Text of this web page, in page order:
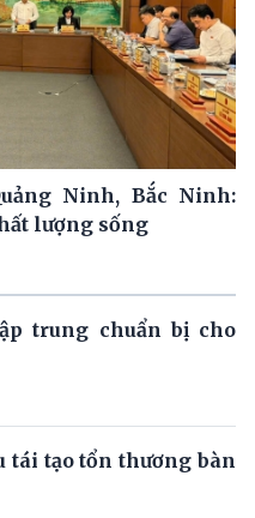
Ninh, Bắc Ninh:
lượng sống
trung chuẩn bị cho
tái tạo tổn thương bàn